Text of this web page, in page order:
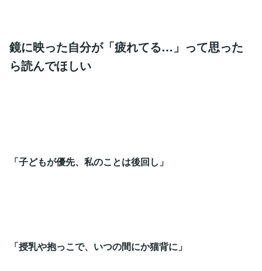
鏡に映った自分が「疲れてる…」って思った
ら読んでほしい
「子どもが優先、私のことは後回し」
「授乳や抱っこで、いつの間にか猫背に」